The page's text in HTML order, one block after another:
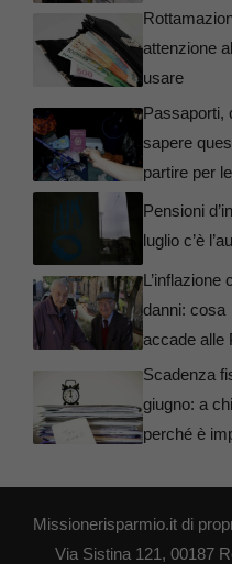
attenzione
usare
Passaporti,
sapere
partire per
Pensioni
luglio c’è
L’inflazione
danni: cosa
accade alle
Scadenza
giugno: a
perché è
Missionerisparmio.it di
Via Sistina 121, 00187